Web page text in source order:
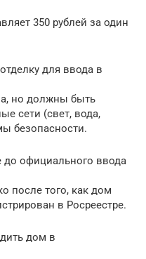
350 рублей за один
для ввода в
но должны быть
сети (свет, вода,
безопасности.
официального ввода
после того, как дом
в Росреестре.
дом в